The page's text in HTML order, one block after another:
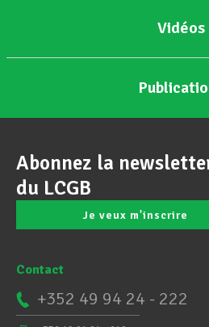
Vidéos
Abonnez la
du LCGB
Je veux m'inscrire
Contact
+352 49 94 24 - 222